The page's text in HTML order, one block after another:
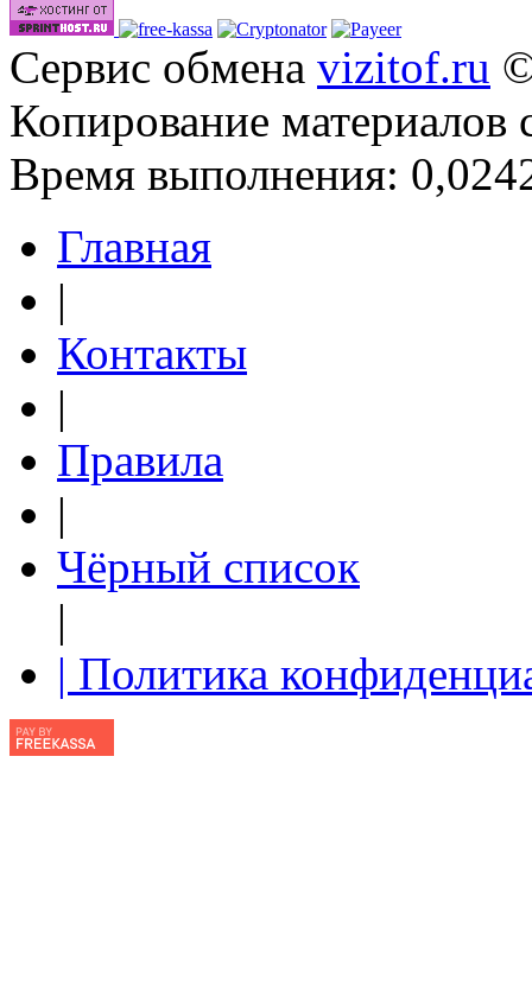
Сервис обмена vizitof.ru
Копирование материалов
Время выполнения:
Главная
|
Контакты
|
Правила
|
Чёрный список
|
| Политика